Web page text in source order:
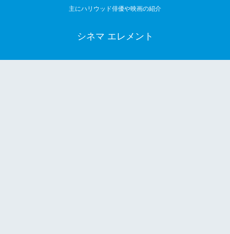
主にハリウッド俳優や映画の紹介
シネマ エレメント